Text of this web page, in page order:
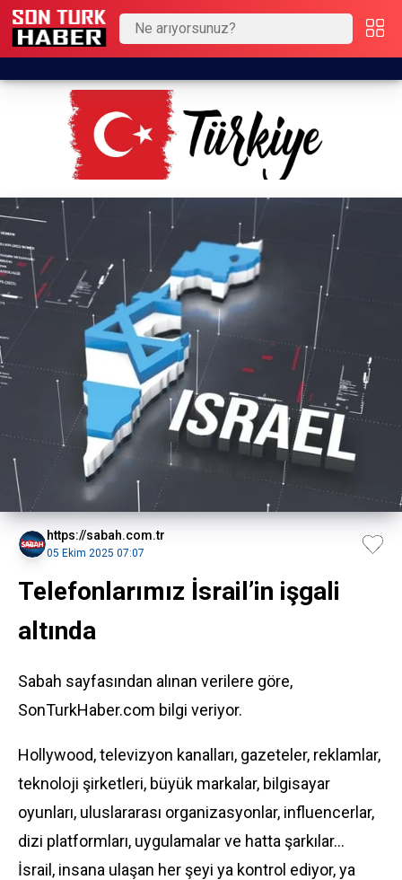
https://sabah.com.tr
05 Ekim 2025 07:07
Telefonlarımız İsrail’in işgali
altında
Sabah sayfasından alınan verilere göre,
SonTurkHaber.com bilgi veriyor.
Hollywood, televizyon kanalları, gazeteler, reklamlar,
teknoloji şirketleri, büyük markalar, bilgisayar
oyunları, uluslararası organizasyonlar, influencerlar,
dizi platformları, uygulamalar ve hatta şarkılar...
İsrail, insana ulaşan her şeyi ya kontrol ediyor, ya